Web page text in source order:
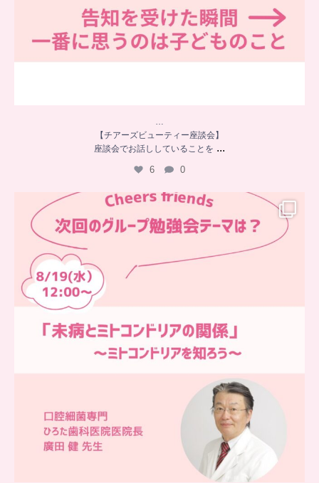
…
【チアーズビューティー座談会】
座談会でお話ししていることを ...
6 0
…
グループ勉強会